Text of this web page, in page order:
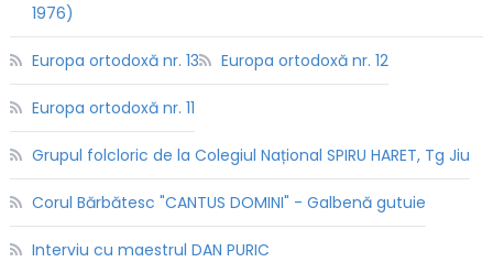
1976)
Europa ortodoxă nr. 13 Europa ortodoxă nr. 12
Europa ortodoxă nr. 11
Grupul folcloric de la Colegiul Național SPIRU HARET, Tg Jiu
Corul Bărbătesc "CANTUS DOMINI" - Galbenă gutuie
Interviu cu maestrul DAN PURIC